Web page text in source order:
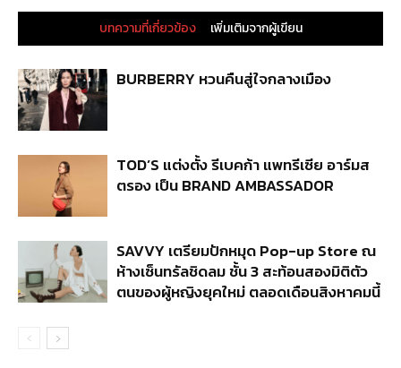
บทความที่เกี่ยวข้อง เพิ่มเติมจากผู้เขียน
BURBERRY หวนคืนสู่ใจกลางเมือง
TOD’S แต่งตั้ง รีเบคก้า แพทรีเซีย อาร์มส
ตรอง เป็น BRAND AMBASSADOR
SAVVY เตรียมปักหมุด Pop-up Store ณ
ห้างเซ็นทรัลชิดลม ชั้น 3 สะท้อนสองมิติตัว
ตนของผู้หญิงยุคใหม่ ตลอดเดือนสิงหาคมนี้